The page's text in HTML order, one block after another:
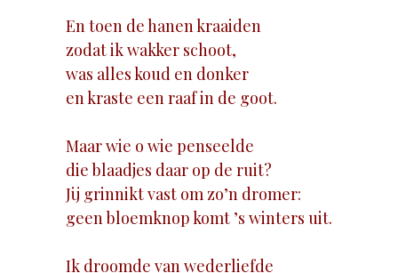
En toen de hanen kraaiden
zodat ik wakker schoot,
was alles koud en donker
en kraste een raaf in de goot.
Maar wie o wie penseelde
die blaadjes daar op de ruit?
Jij grinnikt vast om zo’n dromer:
geen bloemknop komt ’s winters uit.
Ik droomde van wederliefde